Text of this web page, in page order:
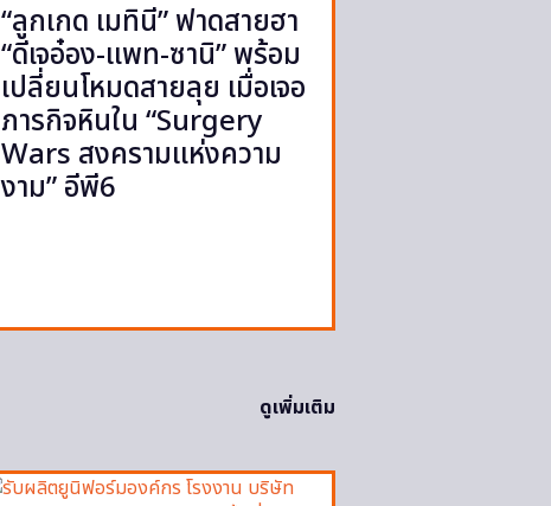
“ลูกเกด เมทินี” ฟาดสายฮา
“ดีเจอ๋อง-แพท-ซานิ” พร้อม
เปลี่ยนโหมดสายลุย เมื่อเจอ
ภารกิจหินใน “Surgery
Wars สงครามแห่งความ
งาม” อีพี6
ดูเพิ่มเติม